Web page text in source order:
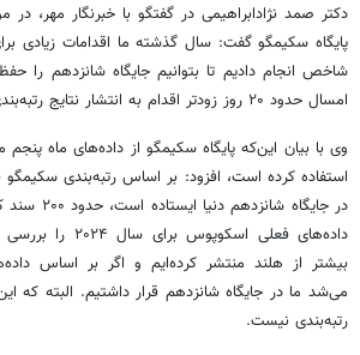
دکتر صمد نژادابراهیمی در گفتگو با خبرنگار مهر، در
پایگاه سکیمگو گفت: سال گذشته ما اقدامات زیادی
شاخص انجام دادیم تا بتوانیم جایگاه شانزدهم را
امسال حدود ۲۰ روز زودتر اقدام به انتشار نتایج رتبه‌بندی کرد.
وی با بیان این‌که پایگاه سکیمگو از داده‌های ماه
استفاده کرده است، افزود: بر اساس رتبه‌بندی
در جایگاه
بیشتر از هلند منتشر کرده‌ایم و اگر بر اساس
می‌شد ما در جایگاه شانزدهم قرار داشتیم. البته
رتبه‌بندی نیست.